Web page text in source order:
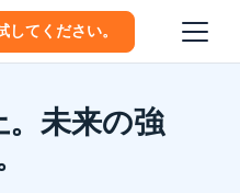
てください。
。未来の強